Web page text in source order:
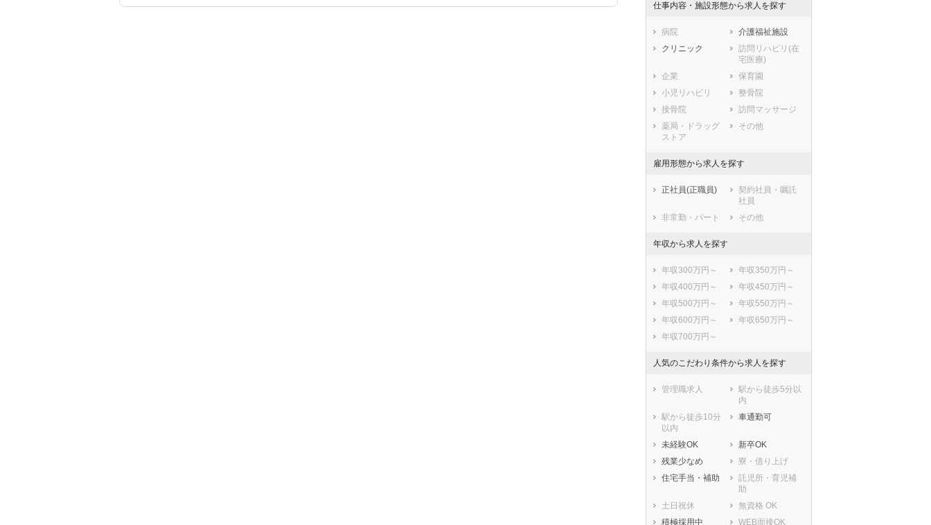
熊本県
大分県
宮崎県
鹿児島県
沖縄県
野田市
茂原市
成田市
佐倉市
東金市
旭市
柏市
勝浦市
市原市
流山市
八千代市
我孫子市
鴨川市
鎌ケ谷市
君津市
四街道市
袖ケ浦市
白井市
富里市
南房総市
匝瑳市
いすみ市
町
山武郡芝山町
山武郡横芝光町
長生郡一宮町
夷隅郡大多喜町
夷隅郡御宿町
仕事内容・施設形態から求人を探す
病院
介護福祉施設
クリニック
訪問リハビリ(在
宅医療)
企業
保育園
小児リハビリ
整骨院
接骨院
訪問マッサージ
薬局・ドラッグ
ストア
その他
雇用形態から求人を探す
正社員(正職員)
契約社員・嘱託
社員
非常勤・パート
その他
年収から求人を探す
年収300万円～
年収350万円～
年収400万円～
年収450万円～
年収500万円～
年収550万円～
年収600万円～
年収650万円～
年収700万円～
人気のこだわり条件から求人を探す
管理職求人
駅から徒歩5分以
内
駅から徒歩10分
以内
車通勤可
未経験OK
新卒OK
残業少なめ
寮・借り上げ
住宅手当・補助
託児所・育児補
助
土日祝休
無資格 OK
積極採用中
WEB面接OK